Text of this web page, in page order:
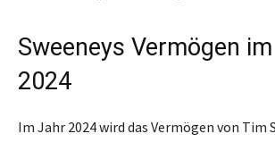
Sweeneys Vermögen
2024
Im Jahr 2024 wird das Vermögen von Tim